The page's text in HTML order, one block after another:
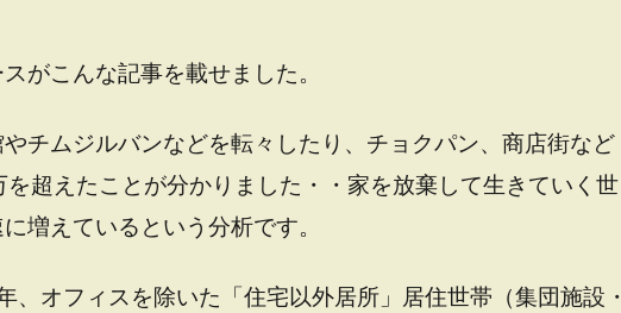
がこんな記事を載せました。
やチムジルバンなどを転々したり、チョクパン、商店街など
超えたことが分かりました・・家を放棄して生きていく世
増えているという分析です。
、オフィスを除いた「住宅以外居所」居住世帯（集団施設・